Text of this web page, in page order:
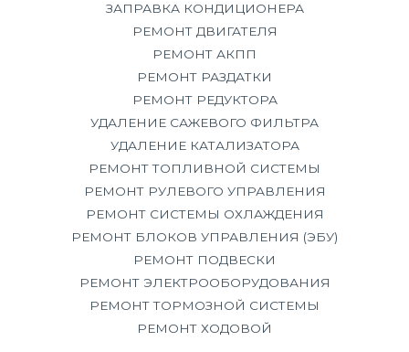
ЗАПРАВКА КОНДИЦИОНЕРА
РЕМОНТ ДВИГАТЕЛЯ
РЕМОНТ АКПП
РЕМОНТ РАЗДАТКИ
РЕМОНТ РЕДУКТОРА
УДАЛЕНИЕ САЖЕВОГО ФИЛЬТРА
УДАЛЕНИЕ КАТАЛИЗАТОРА
РЕМОНТ ТОПЛИВНОЙ СИСТЕМЫ
РЕМОНТ РУЛЕВОГО УПРАВЛЕНИЯ
РЕМОНТ СИСТЕМЫ ОХЛАЖДЕНИЯ
РЕМОНТ БЛОКОВ УПРАВЛЕНИЯ (ЭБУ)
РЕМОНТ ПОДВЕСКИ
РЕМОНТ ЭЛЕКТРООБОРУДОВАНИЯ
РЕМОНТ ТОРМОЗНОЙ СИСТЕМЫ
РЕМОНТ ХОДОВОЙ